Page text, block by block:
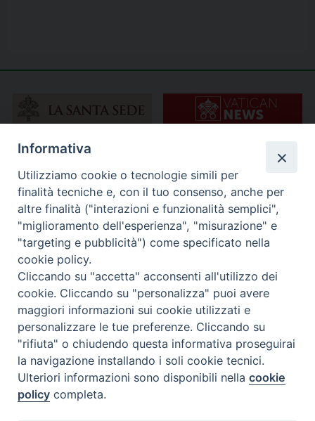
Informativa
Utilizziamo cookie o tecnologie simili per
finalità tecniche e, con il tuo consenso, anche per
altre finalità ("interazioni e funzionalità semplici",
"miglioramento dell'esperienza", "misurazione" e
"targeting e pubblicità") come specificato nella
cookie policy.
Cliccando su "accetta" acconsenti all'utilizzo dei
cookie. Cliccando su "personalizza" puoi avere
maggiori informazioni sui cookie utilizzati e
personalizzare le tue preferenze. Cliccando su
"rifiuta" o chiudendo questa informativa proseguirai
la navigazione installando i soli cookie tecnici.
Ulteriori informazioni sono disponibili nellacookie
policy completa.